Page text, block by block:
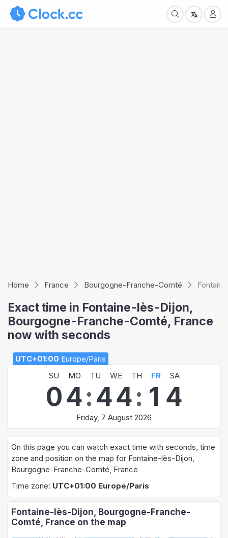
Home France Bourgogne-Franche-Comté
Exact time in Fontaine-lès-Dijon,
Bourgogne-Franche-Comté, France
now with seconds
UTC+01:00 Europe/Paris
SU
MO TU WE TH FR SA
04:44: 1 5
Friday, 7 August 2026
On this page you can watch exact time with seconds, time
zone and position on the map for Fontaine-lès-Dijon,
Bourgogne-Franche-Comté, France
Time zone: UTC+01:00 Europe/Paris
Fontaine-lès-Dijon, Bourgogne-Franche-
Comté, France on the map